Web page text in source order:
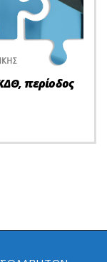
περίοδος